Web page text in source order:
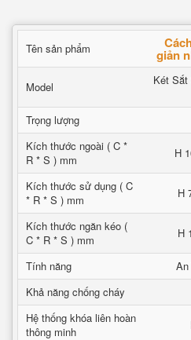
Tên sản phẩm giản
Model
Két Sắt
Trọng lượng
Kích thước ngoài ( C *
R * S ) mm
H
Kích thước sử dụng ( C
* R * S ) mm
H
Kích thước ngăn kéo (
C * R * S ) mm
H
Tính năng
Khả năng chống cháy
Hệ thống khóa liên hoàn
thông minh